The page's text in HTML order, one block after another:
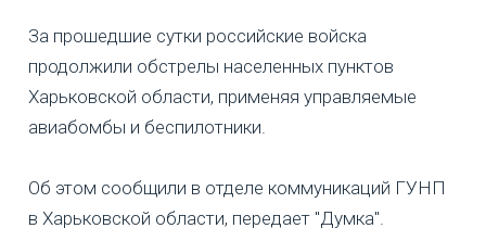
За прошедшие сутки российские войска
продолжили обстрелы населенных пунктов
Харьковской области, применяя управляемые
авиабомбы и беспилотники.
Об этом сообщили в отделе коммуникаций ГУНП
в Харьковской области, передает "Думка".